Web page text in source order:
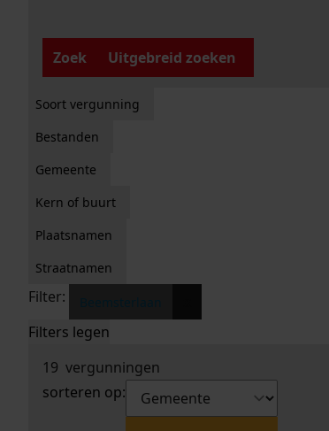
Zoek
Uitgebreid zoeken
Soort vergunning
Bestanden
Gemeente
Kern of buurt
Plaatsnamen
Straatnamen
Filter:
Filters legen
19 vergunningen
sorteren op: